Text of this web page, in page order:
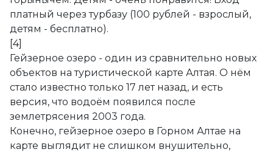
платный через турбазу (100 рублей - взрослый,
детям - бесплатно).
[4]
Гейзерное озеро - один из сравнительно новых
объектов на туристической карте Алтая. О нём
стало известно только 17 лет назад, и есть
версия, что водоём появился после
землетрясения 2003 года.
Конечно, гейзерное озеро в Горном Алтае на
карте выглядит не слишком внушительно,